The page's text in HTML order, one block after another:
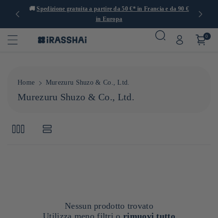
🚚Spedizione gratuita a partire da 50 €* in Francia e da 90 €
in Europa
0
Home Murezuru Shuzo & Co., Ltd.
C
l
Murezuru Shuzo & Co., Ltd.
Nessun prodotto trovato
Utilizza meno filtri o rimuovi tutto